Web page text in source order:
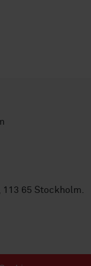
65 Stockholm.